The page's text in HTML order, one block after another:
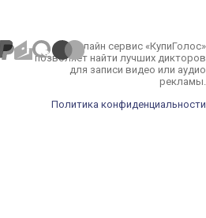
Онлайн сервис «КупиГолос»
позволяет найти лучших дикторов
для записи видео или аудио
рекламы.
Политика конфиденциальности